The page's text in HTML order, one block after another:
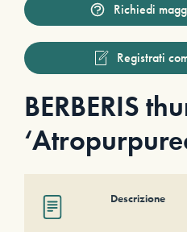
Richiedi
Registrati
BERBERIS
Descrizione